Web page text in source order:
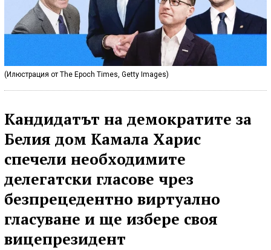
(Илюстрация от The Epoch Times, Getty Images)
Кандидатът на демократите за
Белия дом Камала Харис
спечели необходимите
делегатски гласове чрез
безпрецедентно виртуално
гласуване и ще избере своя
вицепрезидент